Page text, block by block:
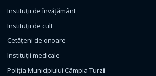
Instituții de învățământ
Instituții de cult
Cetățeni de onoare
Instituții medicale
Poliția Municipiului Câmpia Turzii